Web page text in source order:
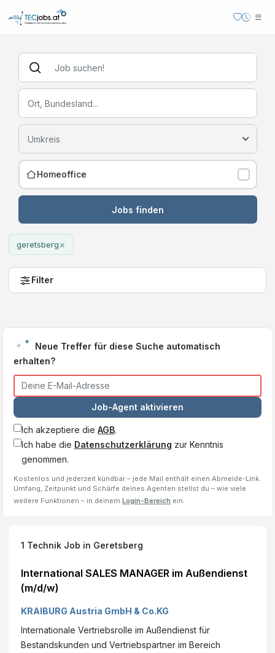
Homeoffice
Jobs finden
geretsberg×
Filter
Neue Treffer für diese Suche automatisch
erhalten?
Job-Agent aktivieren
Ich akzeptiere die AGB.
Ich habe die Datenschutzerklärung zur Kenntnis
genommen.
Kostenlos und jederzeit kündbar – jede Mail enthält einen Abmelde-Link.
Umfang, Zeitpunkt und Schärfe deines Agenten stellst du – wie viele
weitere Funktionen – in deinem Login-Bereich ein.
1 Technik Job in Geretsberg
International SALES MANAGER im Außendienst
(m/d/w)
KRAIBURG Austria GmbH & Co.KG
Internationale Vertriebsrolle im Außendienst für
Bestandskunden und Vertriebspartner im Bereich